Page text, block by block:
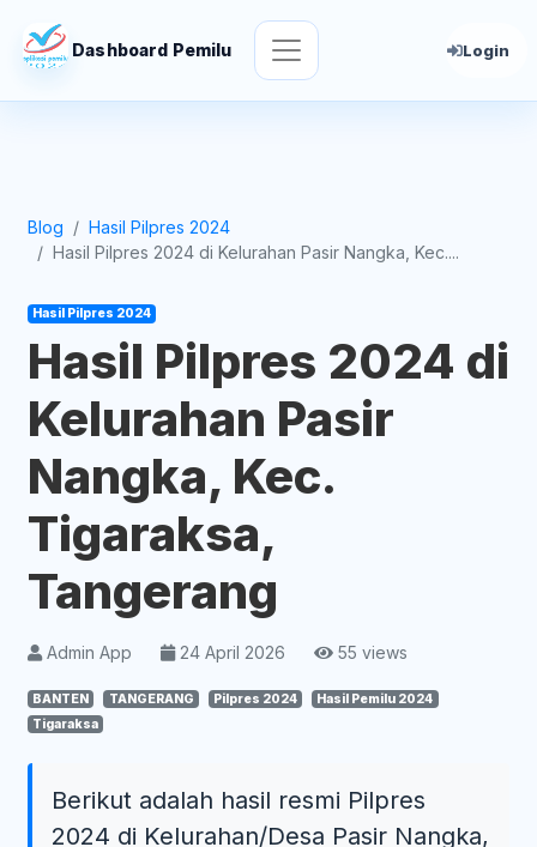
Dashboard Pemilu Login
Blog
Hasil Pilpres 2024
Hasil Pilpres 2024 di Kelurahan Pasir Nangka, Kec....
Hasil Pilpres 2024
Hasil Pilpres 2024 di
Kelurahan Pasir
Nangka, Kec.
Tigaraksa,
Tangerang
Admin App 24 April 2026 55 views
BANTEN TANGERANG Pilpres 2024
Hasil Pemilu 2024
Tigaraksa
Berikut adalah hasil resmi Pilpres
2024 di Kelurahan/Desa Pasir Nangka,